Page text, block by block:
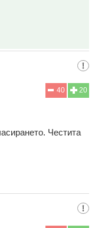
20
40
Честита